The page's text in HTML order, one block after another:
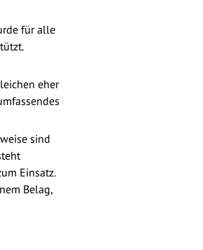
für alle
eher
sind
Einsatz.
Belag,